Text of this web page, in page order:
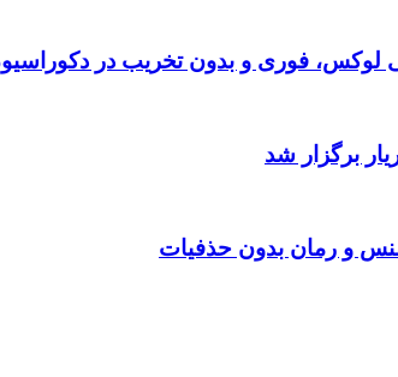
لوکس، فوری و بدون تخریب در
برگزار شد